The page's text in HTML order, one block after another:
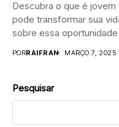
Descubra o que é
pode transformar sua
sobre essa
PORRAIFRAN MARÇO 7, 2025
Pesquisar